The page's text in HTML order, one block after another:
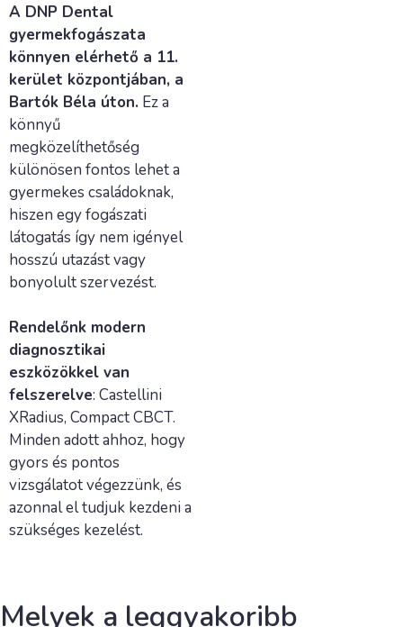
A DNP Dental
gyermekfogászata
könnyen elérhető a 11.
kerület központjában, a
Bartók Béla úton. Ez a
könnyű
megközelíthetőség
különösen fontos lehet a
gyermekes családoknak,
hiszen egy fogászati
látogatás így nem igényel
hosszú utazást vagy
bonyolult szervezést.
Rendelőnk modern
diagnosztikai
eszközökkel van
felszerelve: Castellini
XRadius, Compact CBCT.
Minden adott ahhoz, hogy
gyors és pontos
vizsgálatot végezzünk, és
azonnal el tudjuk kezdeni a
szükséges kezelést.
Melyek a leggyakoribb